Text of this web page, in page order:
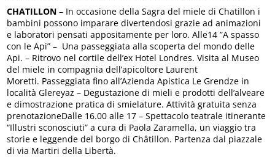
CHATILLON – In occasione della Sagra del miele di Chatillon i
bambini possono imparare divertendosi grazie ad animazioni
e laboratori pensati appositamente per loro. Alle14 ”A spasso
con le Api” – Una passeggiata alla scoperta del mondo delle
Api. – Ritrovo nel cortile dell’ex Hotel Londres. Visita al Museo
del miele in compagnia dell’apicoltore Laurent
Moretti. Passeggiata fino all’Azienda Apistica Le Grendze in
località Glereyaz – Degustazione di mieli e prodotti dell’alveare
e dimostrazione pratica di smielature. Attività gratuita senza
prenotazioneDalle 16.00 alle 17 – Spettacolo teatrale itinerante
“Illustri sconosciuti” a cura di Paola Zaramella, un viaggio tra
storie e leggende del borgo di Châtillon. Partenza dal piazzale
di via Martiri della Libertà.